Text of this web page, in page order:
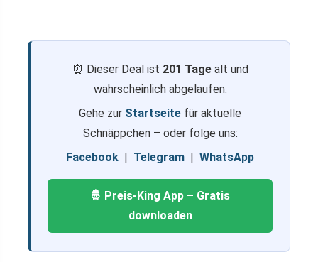
⏰ Dieser Deal ist 201 Tagealt und
wahrscheinlich abgelaufen.
Gehe zur Startseite für aktuelle
Schnäppchen – oder folge uns:
Facebook | Telegram | WhatsApp
🤴 Preis-King App – Gratis
downloaden